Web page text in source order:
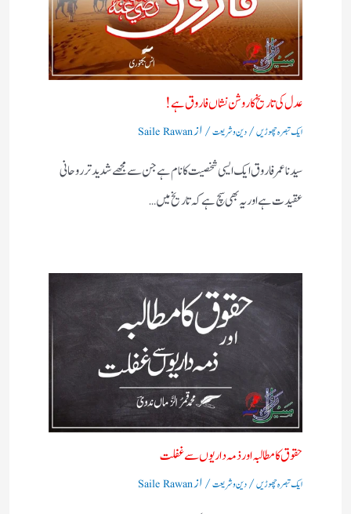
عدل کی تاریخ کا روشن نشاں فاروق ہے!
ایک تبصرہ چھوڑیں/دین و شریعت/ ازSaile Rawan
سیدنا عمر فاروق ایک ایسی شخصیت کا نام ہے جن سے مجھے شدید تر روحانی
عقیدت ہے اور یہ بھی سچ ہے کہ تاریخ میں…
حقوق کا مطالبہ اور ذمہ داریوں سے غفلت
ایک تبصرہ چھوڑیں/دین و شریعت/ ازSaile Rawan